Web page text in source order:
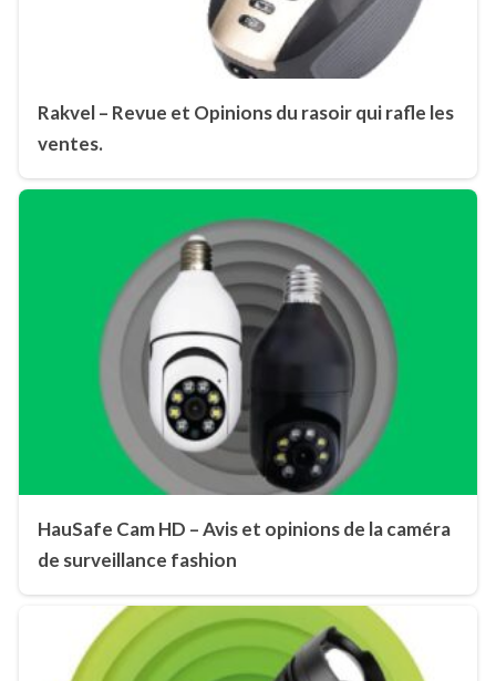
Rakvel – Revue et Opinions du rasoir qui rafle les
ventes.
HauSafe Cam HD – Avis et opinions de la caméra
de surveillance fashion